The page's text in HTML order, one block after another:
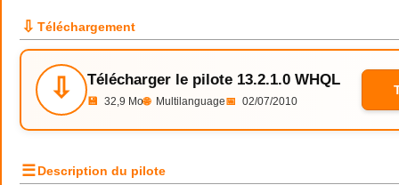
⇩ Téléchargement
⇩ Télécharger le pilote 13.2.1.0 WHQL
💾 32,9 Mo🌐 Multilanguage📅 02/07/2010
☰Description du pilote